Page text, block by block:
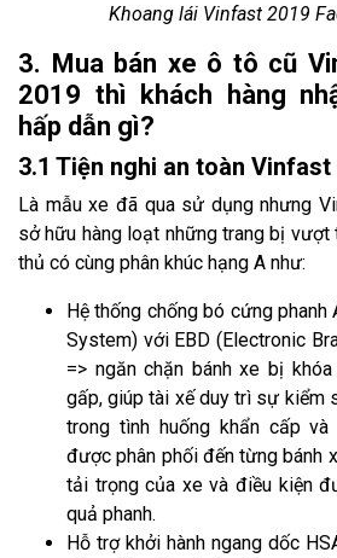
Khoang lái Vinfast 2019
3. Mua bán xe ô tô cũ
2019 thì khách hàng
hấp dẫn gì?
3.1 Tiện nghi an toàn
Là mẫu xe đã qua sử dụng nhưng
sở hữu hàng loạt những trang bị
thủ có cùng phân khúc hạng A như:
Hệ thống chống bó cứng phanh
System) với EBD (Electronic
=> ngăn chặn bánh xe bị
gấp, giúp tài xế duy trì sự kiểm
trong tình huống khẩn cấp
được phân phối đến từng bánh
tải trọng của xe và điều kiện
quả phanh.
Hỗ trợ khởi hành ngang dốc